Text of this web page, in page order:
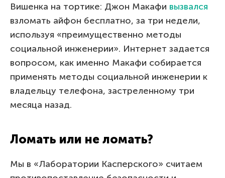
Вишенка на тортике: Джон Макафи вызвался
взломать айфон бесплатно, за три недели,
используя «преимущественно методы
социальной инженерии». Интернет задается
вопросом, как именно Макафи собирается
применять методы социальной инженерии к
владельцу телефона, застреленному три
месяца назад.
Ломать или не ломать?
Мы в «Лаборатории Касперского» считаем